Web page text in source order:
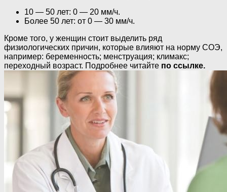
10 — 50 лет: 0 — 20 мм/ч.
Более 50 лет: от 0 — 30 мм/ч.
Кроме того, у женщин стоит выделить ряд
физиологических причин, которые влияют на норму СОЭ,
например: беременность; менструация; климакс;
переходный возраст. Подробнее читайте по ссылке.